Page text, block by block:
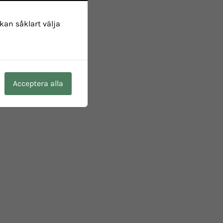
såklart välja
Acceptera alla